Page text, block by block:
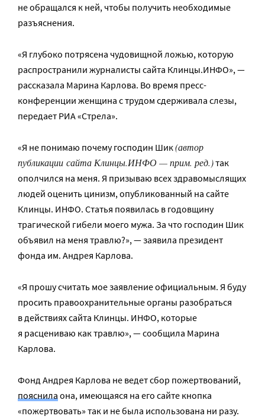
не обращался к ней, чтобы получить необходимые
разъяснения.
«Я глубоко потрясена чудовищной ложью, которую
распространили журналисты сайта Клинцы.ИНФО», —
рассказала Марина Карлова. Во время пресс-
конференции женщина с трудом сдерживала слезы,
передает РИА «Стрела».
«Я не понимаю почему господин Шик(автор
публикации сайта Клинцы.ИНФО — прим. ред.)так
ополчился на меня. Я призываю всех здравомыслящих
людей оценить цинизм, опубликованный на сайте
Клинцы. ИНФО. Статья появилась в годовщину
трагической гибели моего мужа. За что господин Шик
объявил на меня травлю?», — заявила президент
фонда им. Андрея Карлова.
«Я прошу считать мое заявление официальным. Я буду
просить правоохранительные органы разобраться
в действиях сайта Клинцы. ИНФО, которые
я расцениваю как травлю», — сообщила Марина
Карлова.
Фонд Андрея Карлова не ведет сбор пожертвований,
пояснилаона, имеющаяся на его сайте кнопка
«пожертвовать» так и не была использована ни разу.